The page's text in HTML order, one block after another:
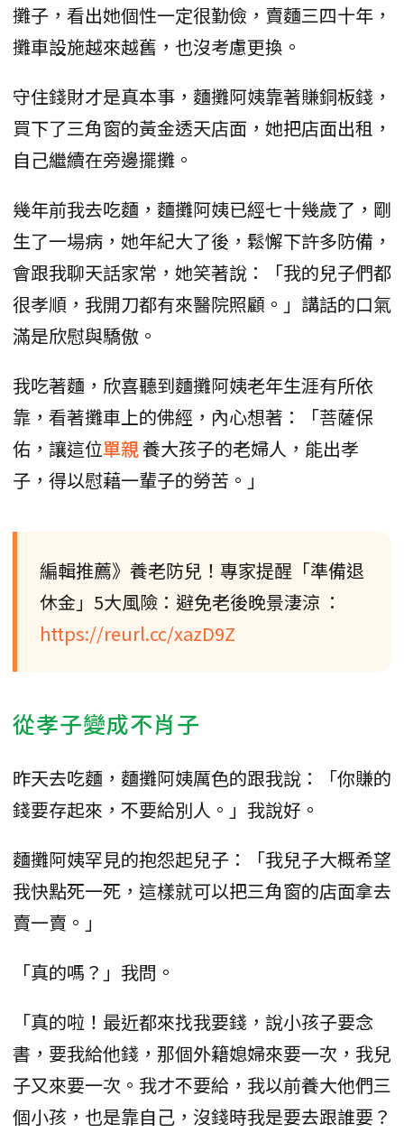
攤子，看出她個性一定很勤儉，賣麵三四十年，
攤車設施越來越舊，也沒考慮更換。
守住錢財才是真本事，麵攤阿姨靠著賺銅板錢，
買下了三角窗的黃金透天店面，她把店面出租，
自己繼續在旁邊擺攤。
幾年前我去吃麵，麵攤阿姨已經七十幾歲了，剛
生了一場病，她年紀大了後，鬆懈下許多防備，
會跟我聊天話家常，她笑著說：「我的兒子們都
很孝順，我開刀都有來醫院照顧。」講話的口氣
滿是欣慰與驕傲。
我吃著麵，欣喜聽到麵攤阿姨老年生涯有所依
靠，看著攤車上的佛經，內心想著：「菩薩保
佑，讓這位單親養大孩子的老婦人，能出孝
子，得以慰藉一輩子的勞苦。」
編輯推薦》養老防兒！專家提醒「準備退
休金」5大風險：避免老後晚景淒涼 ：
https://reurl.cc/xazD9Z
從孝子變成不肖子
昨天去吃麵，麵攤阿姨厲色的跟我說：「你賺的
錢要存起來，不要給別人。」我說好。
麵攤阿姨罕見的抱怨起兒子：「我兒子大概希望
我快點死一死，這樣就可以把三角窗的店面拿去
賣一賣。」
「真的嗎？」我問。
「真的啦！最近都來找我要錢，說小孩子要念
書，要我給他錢，那個外籍媳婦來要一次，我兒
子又來要一次。我才不要給，我以前養大他們三
個小孩，也是靠自己，沒錢時我是要去跟誰要？